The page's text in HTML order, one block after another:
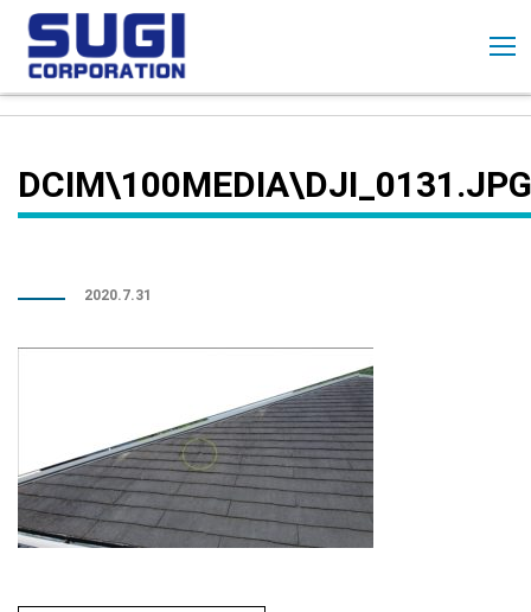
ン
DCIM\100MEDIA\DJI_0131.JPG
2020.7.31